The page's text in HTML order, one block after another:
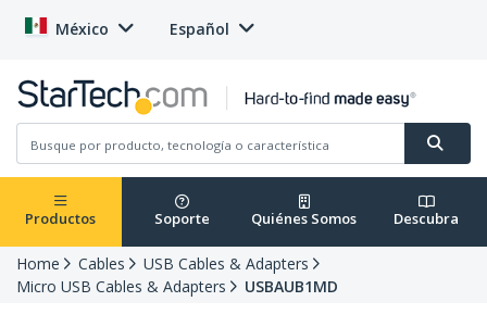
México Español
Productos Soporte Quiénes Somos Descubra
Home Cables
USB Cables & Adapters
Micro USB Cables & Adapters
USBAUB1MD